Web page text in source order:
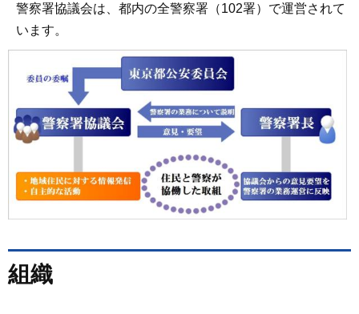
警察署協議会は、都内の全警察署（102署）で運営されて
います。
組織